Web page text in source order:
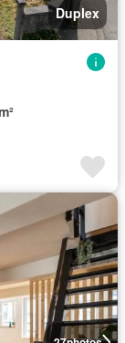
Duplex